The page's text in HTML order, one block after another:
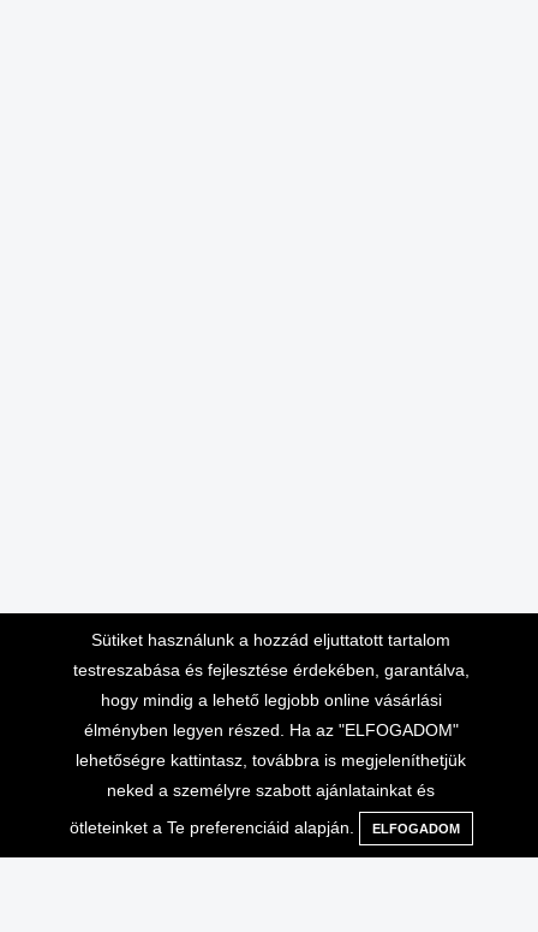
Menü Kategóriák Keresés
Sütiket használunk a hozzád eljuttatott tartalom
testreszabása és fejlesztése érdekében, garantálva,
hogy mindig a lehető legjobb online vásárlási
élményben legyen részed. Ha az "ELFOGADOM"
lehetőségre kattintasz, továbbra is megjeleníthetjük
neked a személyre szabott ajánlatainkat és
ötleteinket a Te preferenciáid alapján.
ELFOGADOM